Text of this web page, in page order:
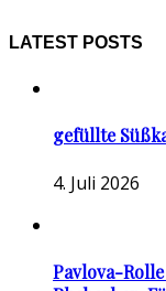
LATEST POSTS
gefüllte
4. Juli 2026
Pavlova-